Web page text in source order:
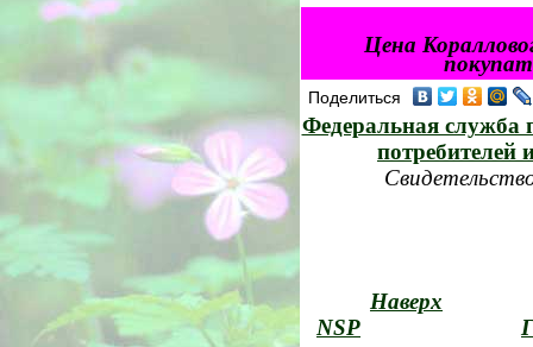
Цена
Поделиться
Федеральная служба
потребителей
Наверх
NSP